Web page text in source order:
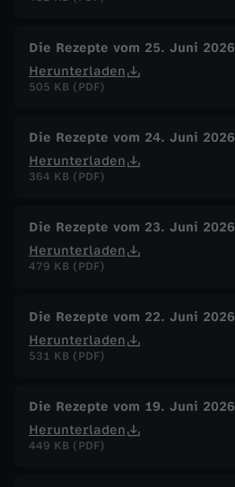
Die Rezepte vom 25. Juni 2026
Herunterladen
505 KB (PDF)
Die Rezepte vom 24. Juni 2026
Herunterladen
364 KB (PDF)
Die Rezepte vom 23. Juni 2026
Herunterladen
479 KB (PDF)
Die Rezepte vom 22. Juni 2026
Herunterladen
531 KB (PDF)
Die Rezepte vom 19. Juni 2026
Herunterladen
449 KB (PDF)